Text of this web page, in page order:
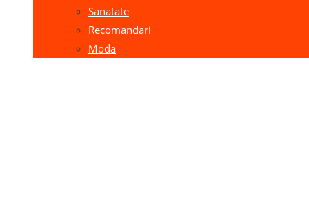
Sanatate
Recomandari
Moda